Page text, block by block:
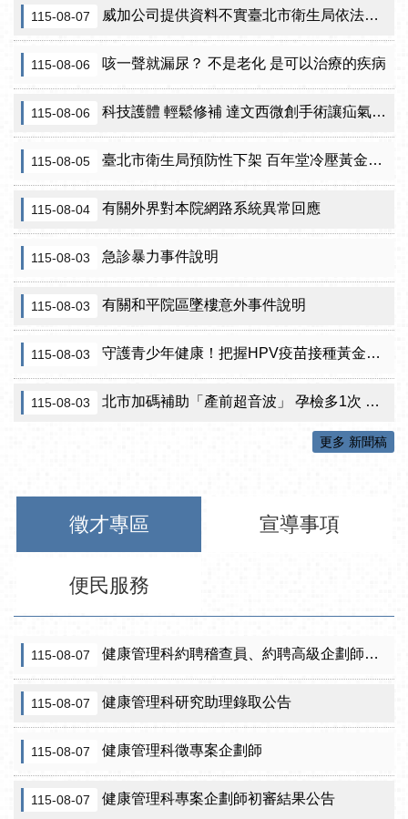
115-08-07 威加公司提供資料不實臺北市衛生局依法重罰300萬元 續查苦茶油及原料下游
115-08-06 咳一聲就漏尿？ 不是老化 是可以治療的疾病
115-08-06 科技護體 輕鬆修補 達文西微創手術讓疝氣治療更精準
115-08-05 臺北市衛生局預防性下架 百年堂冷壓黃金苦茶油產品
115-08-04 有關外界對本院網路系統異常回應
115-08-03 急診暴力事件說明
115-08-03 有關和平院區墜樓意外事件說明
115-08-03 守護青少年健康！把握HPV疫苗接種黃金期 臺北市提供校園設站及98家合約院所接種服務
115-08-03 北市加碼補助「產前超音波」 孕檢多1次 準媽咪「超」安心！
更多 新聞稿
徵才專區 宣導事項
便民服務
115-08-07 健康管理科約聘稽查員、約聘高級企劃師之初審合格名單暨甄試公告
115-08-07 健康管理科研究助理錄取公告
115-08-07 健康管理科徵專案企劃師
115-08-07 健康管理科專案企劃師初審結果公告